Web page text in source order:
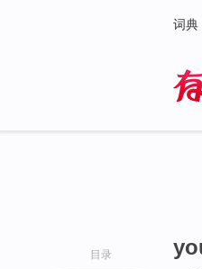
词典
目录